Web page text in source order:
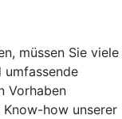
müssen Sie viele
umfassende
Vorhaben
how unserer